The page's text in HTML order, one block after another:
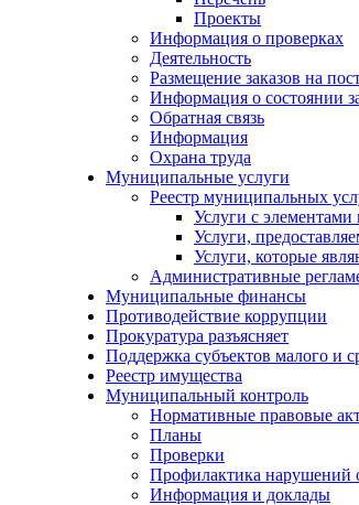
Проекты
Информация о проверках
Деятельность
Размещение заказов на
Информация о состоянии
Обратная связь
Информация
Охрана труда
Муниципальные услуги
Реестр муниципальных
Услуги с
Услуги,
Услуги, которые
Административные
Муниципальные финансы
Противодействие коррупции
Прокуратура разъясняет
Поддержка субъектов малого и
Реестр имущества
Муниципальный контроль
Нормативные правовые
Планы
Проверки
Профилактика нарушений
Информация и доклады